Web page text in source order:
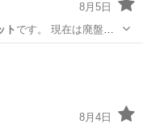
8月5日
ト です。 現在は廃盤と
8月4日